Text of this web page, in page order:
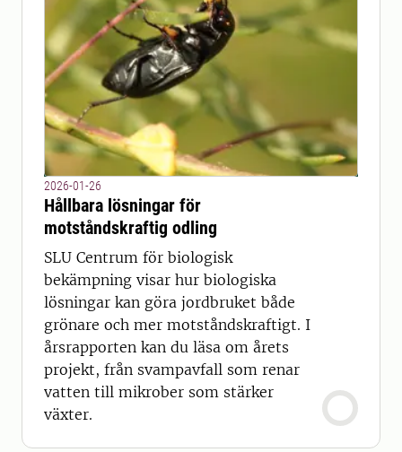
2026-01-26
Hållbara lösningar för
motståndskraftig odling
SLU Centrum för biologisk
bekämpning visar hur biologiska
lösningar kan göra jordbruket både
grönare och mer motståndskraftigt. I
årsrapporten kan du läsa om årets
projekt, från svampavfall som renar
vatten till mikrober som stärker
växter.